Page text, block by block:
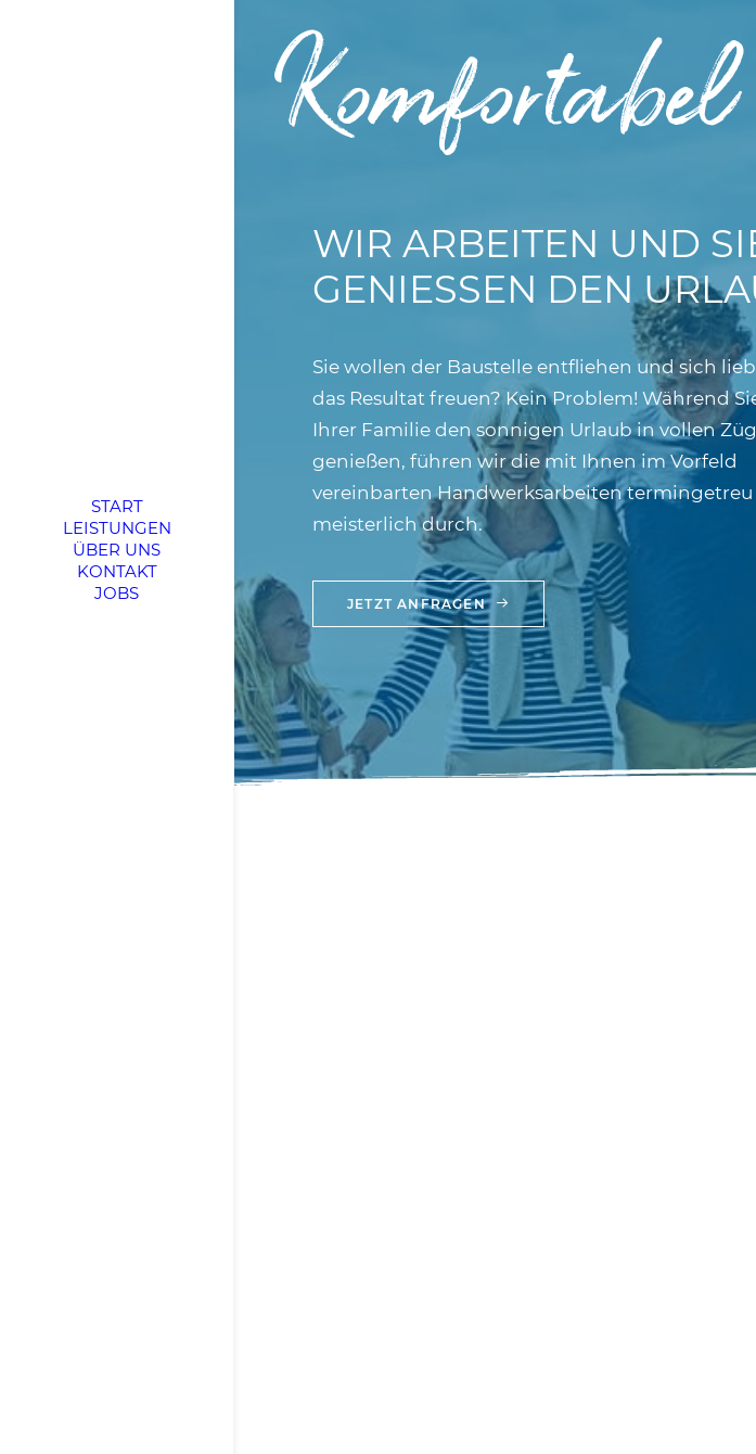
START
LEISTUNGEN
ÜBER UNS
KONTAKT
JOBS
Komfortabel
WIR ARBEITEN UND
GENIESSEN DEN
Sie wollen der Baustelle entfliehen und sich
das Resultat freuen? Kein Problem! Während
Ihrer Familie den sonnigen Urlaub in vollen
genießen, führen wir die mit Ihnen im Vorfeld
vereinbarten Handwerksarbeiten termingetreu
meisterlich durch.
JETZT ANFRAGEN